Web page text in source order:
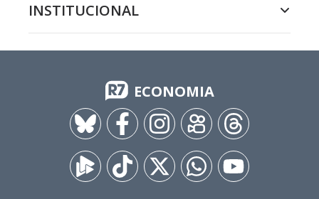
INSTITUCIONAL
ECONOMIA